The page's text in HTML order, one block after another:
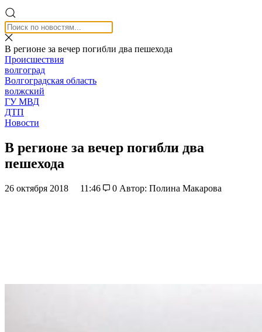
В регионе за вечер погибли два пешехода
Происшествия
волгоград
Волгоградская область
волжский
ГУ МВД
ДТП
Новости
В регионе за вечер погибли два
пешехода
26 октября 2018 11:46 0 Автор: Полина Макарова